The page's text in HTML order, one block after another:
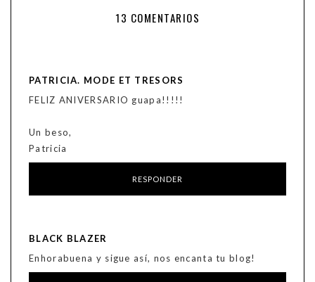
13 COMENTARIOS
PATRICIA. MODE ET TRESORS
FELIZ ANIVERSARIO guapa!!!!!
Un beso,
Patricia
RESPONDER
BLACK BLAZER
Enhorabuena y sigue así, nos encanta tu blog!